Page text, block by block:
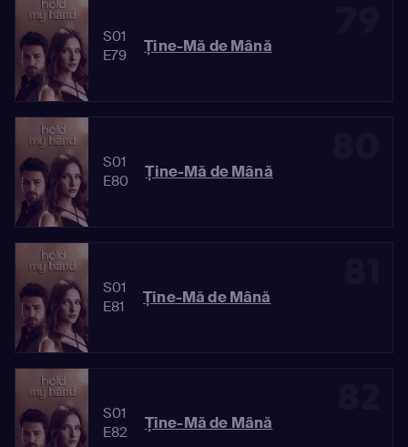
S01
E79
Ține-Mă de Mână
S01
E80
Ține-Mă de Mână
S01
E81
Ține-Mă de Mână
S01
E82
Ține-Mă de Mână